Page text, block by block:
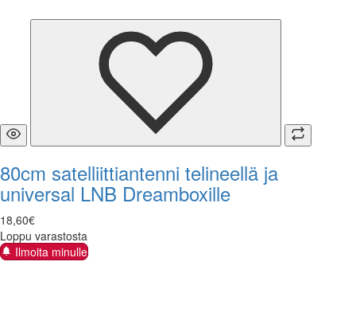
80cm satelliittiantenni telineellä ja
universal LNB Dreamboxille
18,60€
Loppu varastosta
Ilmoita minulle